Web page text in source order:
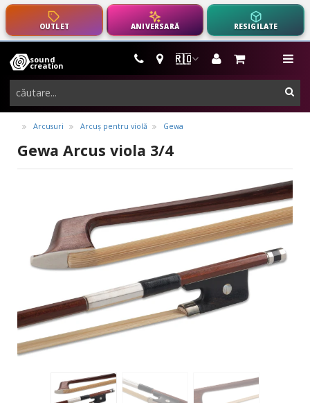
OUTLET ANIVERSARĂ RESIGILATE
🇷🇴
sound
creation
instrumente
muzicale,
echipamente
pro-
audio
Arcusuri Arcuș pentru violă Gewa
Gewa Arcus viola 3/4